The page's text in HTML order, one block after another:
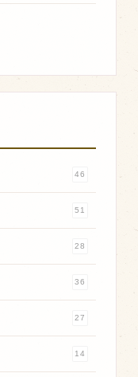
46
51
28
36
27
14